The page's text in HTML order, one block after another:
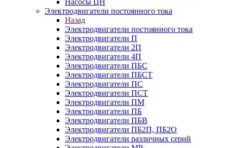
Насосы ЦН
Электродвигатели постоянного тока
Назад
Электродвигатели постоянного тока
Электродвигатели П
Электродвигатели 2П
Электродвигатели 4П
Электродвигатели ПБС
Электродвигатели ПБСТ
Электродвигатели ПС
Электродвигатели ПСТ
Электродвигатели ПМ
Электродвигатели ПБ
Электродвигатели ПБВ
Электродвигатели ПБ2П, ПБ2О
Электродвигатели различных серий